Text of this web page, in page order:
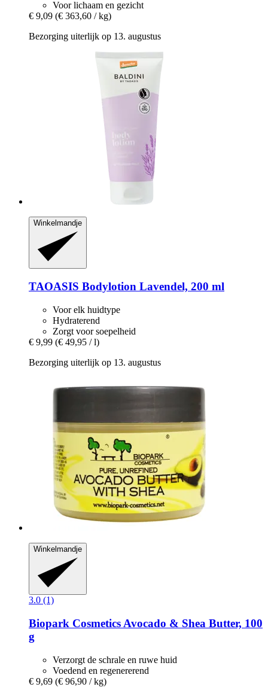
Voor lichaam en gezicht
€ 9,09 (€ 363,60 / kg)
Bezorging uiterlijk op 13. augustus
Winkelmandje
TAOASIS Bodylotion Lavendel, 200 ml
Voor elk huidtype
Hydraterend
Zorgt voor soepelheid
€ 9,99 (€ 49,95 / l)
Bezorging uiterlijk op 13. augustus
Winkelmandje
3.0 (1)
Biopark Cosmetics Avocado & Shea Butter, 100
g
Verzorgt de schrale en ruwe huid
Voedend en regenererend
€ 9,69 (€ 96,90 / kg)